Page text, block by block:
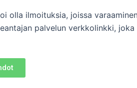
olla ilmoituksia, joissa
palvelun verkkolinkki,